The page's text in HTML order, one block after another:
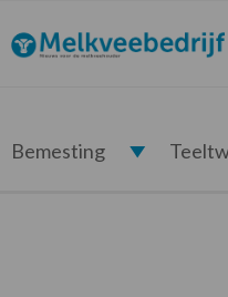
de
hoofdnavigatie
de
hoofd
de
eerste
de
voettekst
Melkveebedrijf.nl
Bemesting